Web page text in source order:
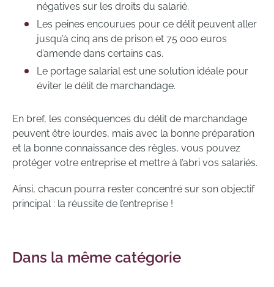
négatives sur les droits du salarié.
Les peines encourues pour ce délit peuvent aller
jusqu’à cinq ans de prison et 75 000 euros
d’amende dans certains cas.
Le portage salarial est une solution idéale pour
éviter le délit de marchandage.
En bref, les conséquences du délit de marchandage
peuvent être lourdes, mais avec la bonne préparation
et la bonne connaissance des règles, vous pouvez
protéger votre entreprise et mettre à l’abri vos salariés.
Ainsi, chacun pourra rester concentré sur son objectif
principal : la réussite de l’entreprise !
Dans la même catégorie